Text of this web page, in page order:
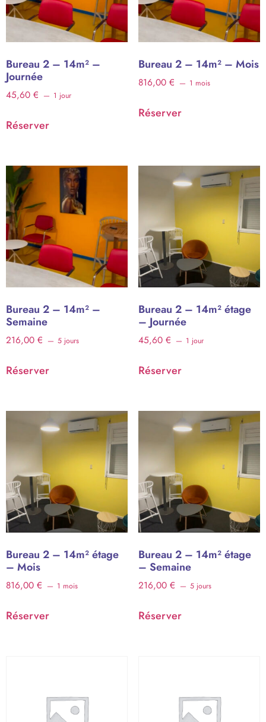
Bureau 2 – 14m² –
Journée
45,60 € 1 jour
Réserver
Bureau 2 – 14m² – Mois
816,00 € 1 mois
Réserver
Bureau 2 – 14m² –
Semaine
216,00 € 5 jours
Réserver
Bureau 2 – 14m² étage
– Journée
45,60 € 1 jour
Réserver
Bureau 2 – 14m² étage
– Mois
816,00 € 1 mois
Réserver
Bureau 2 – 14m² étage
– Semaine
216,00 € 5 jours
Réserver